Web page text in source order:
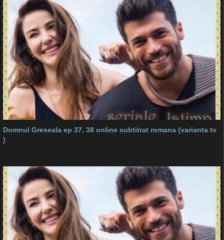
Domnul Greseala ep 37, 38 online subtitrat romana (varianta tv
)